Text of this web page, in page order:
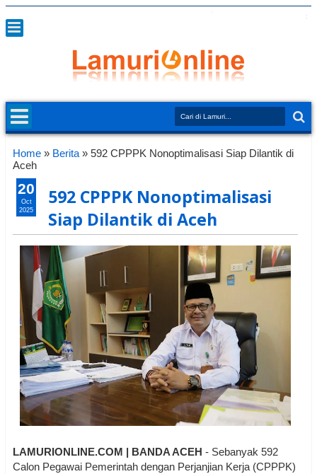
Home » Berita » 592 CPPPK Nonoptimalisasi Siap Dilantik di
Aceh
592 CPPPK Nonoptimalisasi
Siap Dilantik di Aceh
LAMURIONLINE.COM | BANDA ACEH - Sebanyak 592
Calon Pegawai Pemerintah dengan Perjanjian Kerja (CPPPK)
20
Oct
2025